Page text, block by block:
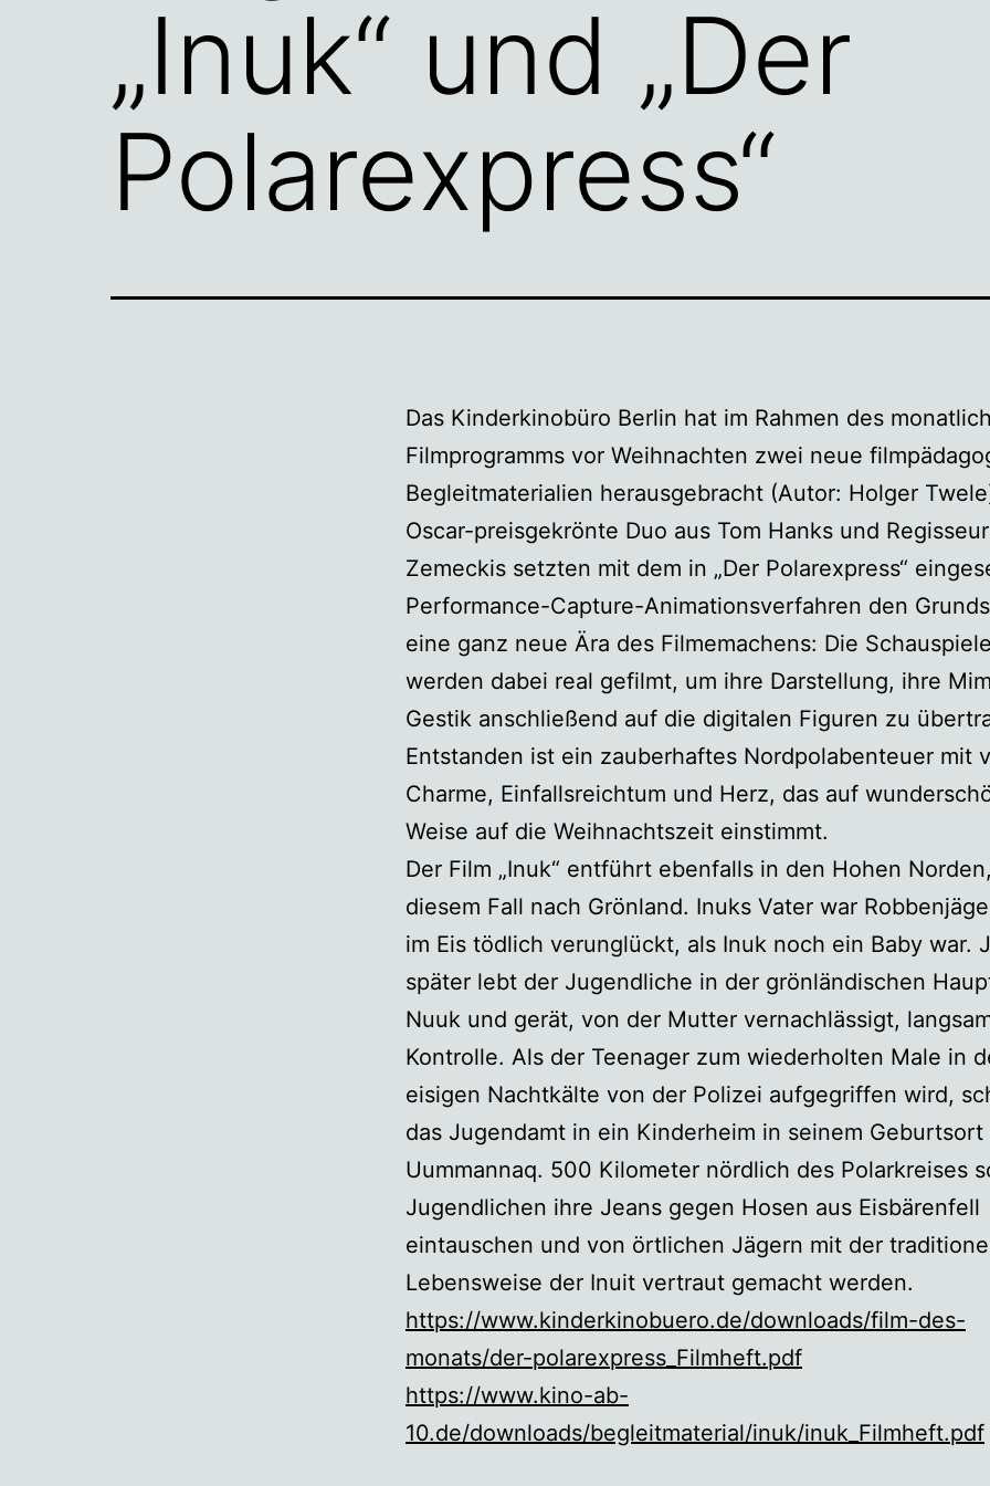
„Inuk“ und „Der
Polarexpress“
Das Kinderkinobüro Berlin hat im Rahmen des
Filmprogramms vor Weihnachten zwei neue
Begleitmaterialien herausgebracht (Autor: Holger
Oscar-preisgekrönte Duo aus Tom Hanks und
Zemeckis setzten mit dem in „Der Polarexpress“
Performance-Capture-Animationsverfahren den
eine ganz neue Ära des Filmemachens: Die
werden dabei real gefilmt, um ihre Darstellung, ihre
Gestik anschließend auf die digitalen Figuren zu
Entstanden ist ein zauberhaftes Nordpolabenteuer mit
Charme, Einfallsreichtum und Herz, das auf
Weise auf die Weihnachtszeit einstimmt.
Der Film „Inuk“ entführt ebenfalls in den Hohen
diesem Fall nach Grönland. Inuks Vater war
im Eis tödlich verunglückt, als Inuk noch ein Baby war.
später lebt der Jugendliche in der grönländischen
Nuuk und gerät, von der Mutter vernachlässigt,
Kontrolle. Als der Teenager zum wiederholten Male in
eisigen Nachtkälte von der Polizei aufgegriffen wird,
das Jugendamt in ein Kinderheim in seinem Geburtsort
Uummannaq. 500 Kilometer nördlich des Polarkreises
Jugendlichen ihre Jeans gegen Hosen aus Eisbärenfell
eintauschen und von örtlichen Jägern mit der
Lebensweise der Inuit vertraut gemacht werden.
https://www.kinderkinobuero.de/downloads/film-des-
monats/der-polarexpress_Filmheft.pdf
https://www.kino-ab-
10.de/downloads/begleitmaterial/inuk/inuk_Filmheft.pdf